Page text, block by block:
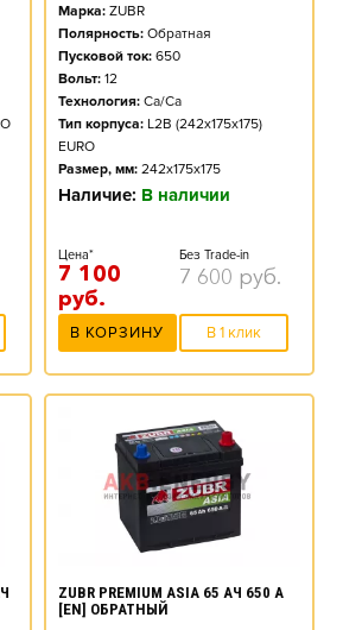
Марка: ZUBR
Полярность: Обратная
Пусковой ток: 650
Вольт: 12
Технология: Ca/Ca
Тип корпуса: L2B (242x175x175)
EURO
Размер, мм: 242x175x175
Наличие: В наличии
Цена*
7 100
руб.
Без Trade-in
7 600 руб.
В КОРЗИНУ В 1 клик
ZUBR PREMIUM ASIA 65 АЧ 650 А
[EN] ОБРАТНЫЙ